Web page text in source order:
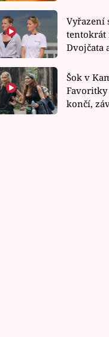
rychlé
Vyřazení
tentokrát
Dvojčata
závodu
Šok v
Favoritky
končí,